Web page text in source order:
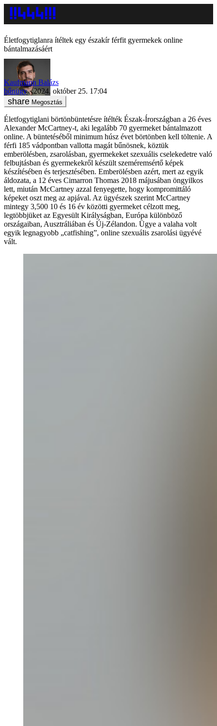
Életfogytiglanra ítéltek egy északír férfit gyermekek online
bántalmazásáért
Kaufmann Balázs
bűnügy
2024. október 25. 17:04
Megosztás
Életfogytiglani börtönbüntetésre ítélték Észak-Írországban a 26 éves
Alexander McCartney-t, aki legalább 70 gyermeket bántalmazott
online. A büntetéséből minimum húsz évet börtönben kell töltenie. A
férfi 185 vádpontban vallotta magát bűnösnek, köztük
emberölésben, zsarolásban, gyermekeket szexuális cselekedetre való
felbujtásban és gyermekekről készült szeméremsértő képek
készítésében és terjesztésében. Emberölésben azért, mert az egyik
áldozata, a 12 éves Cimarron Thomas 2018 májusában öngyilkos
lett, miután McCartney azzal fenyegette, hogy kompromittáló
képeket oszt meg az apjával. Az ügyészek szerint McCartney
mintegy 3,500 10 és 16 év közötti gyermeket célzott meg,
legtöbbjüket az Egyesült Királyságban, Európa különböző
országaiban, Ausztráliában és Új-Zélandon. Ügye a valaha volt
egyik legnagyobb „catfishing”, online szexuális zsarolási ügyévé
vált.